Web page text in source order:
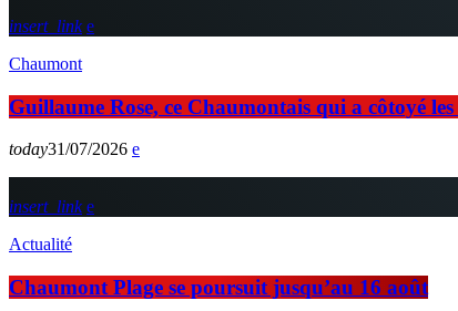
insert_link
Chaumont
Guillaume Rose, ce Chaumontais qui a côtoyé
today31/07/2026
insert_link
Actualité
Chaumont Plage se poursuit jusqu’au 16 août